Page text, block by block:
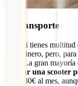
2. Transporte
En Bali tienes
poco dinero, pero,
Grab. La gran
alquilar una scooter
desde 30€ al mes,